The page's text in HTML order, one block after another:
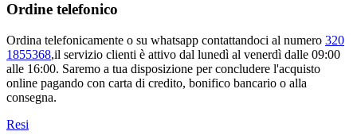
Ordine telefonico
Ordina telefonicamente o su whatsapp contattandoci al numero 320
1855368,il servizio clienti è attivo dal lunedì al venerdì dalle 09:00
alle 16:00. Saremo a tua disposizione per concludere l'acquisto
online pagando con carta di credito, bonifico bancario o alla
consegna.
Resi